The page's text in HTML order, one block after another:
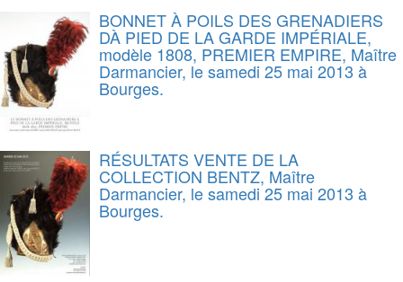
BONNET À POILS DES GRENADIERS
DÀ PIED DE LA GARDE IMPÉRIALE,
modèle 1808, PREMIER EMPIRE, Maître
Darmancier, le samedi 25 mai 2013 à
Bourges.
RÉSULTATS VENTE DE LA
COLLECTION BENTZ, Maître
Darmancier, le samedi 25 mai 2013 à
Bourges.